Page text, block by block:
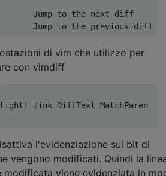
Jump to the next diff
di vim che utilizzo per
con vimdiff
link DiffText MatchParen
l'evidenziazione sui bit di
vengono modificati. Quindi la
modificata viene evidenziata in